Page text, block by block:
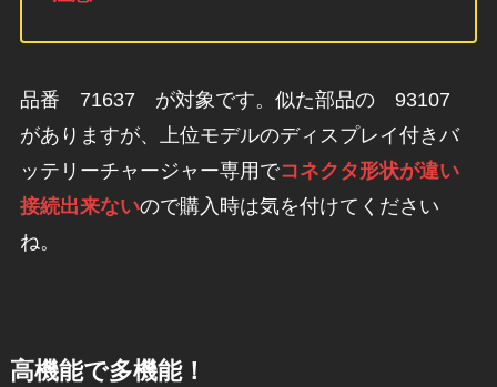
品番 71637 が対象です。似た部品の 93107
がありますが、上位モデルのディスプレイ付きバ
ッテリーチャージャー専用でコネクタ形状が違い
接続出来ないので購入時は気を付けてください
ね。
高機能で多機能！